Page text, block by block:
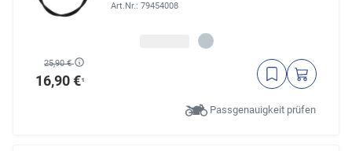
Art.Nr.: 79454008
25,90 €
16,90 €¹
Passgenauigkeit prüfen